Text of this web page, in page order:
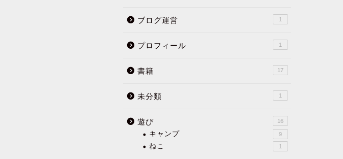
ブログ運営 1
プロフィール 1
書籍 17
未分類 1
遊び 16
キャンプ 9
ねこ 1